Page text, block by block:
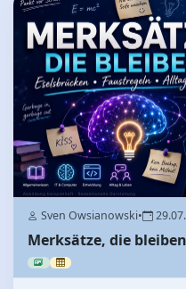
Sven Owsianowski•
Merksätze, die